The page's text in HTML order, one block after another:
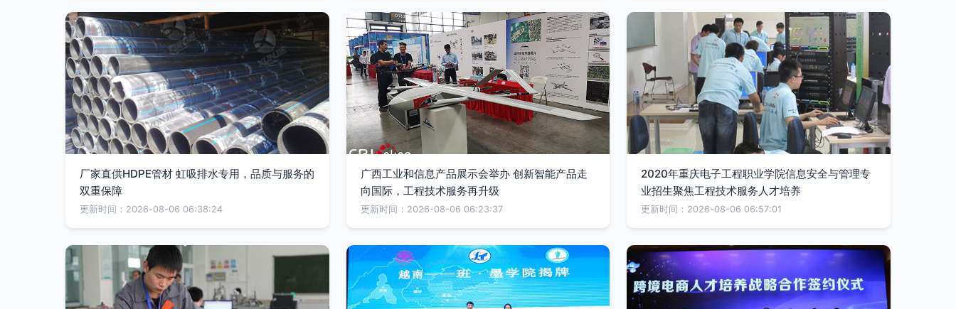
厂家直供HDPE管材 虹吸排水专用，品质与服务的
双重保障
更新时间：2026-08-06 06:38:24
广西工业和信息产品展示会举办 创新智能产品走
向国际，工程技术服务再升级
更新时间：2026-08-06 06:23:37
2020年重庆电子工程职业学院信息安全与管理专
业招生聚焦工程技术服务人才培养
更新时间：2026-08-06 06:57:01